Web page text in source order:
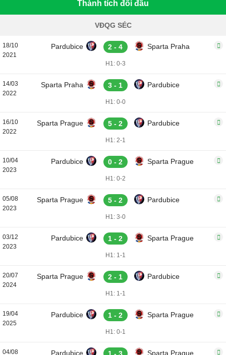
Thành tích đối đầu
VĐQG SÉC
18/10
2021
Pardubice 2 - 4 Sparta Praha
H1: 0-3
14/03
2022
Sparta Praha 3 - 1 Pardubice
H1: 0-0
16/10
2022
Sparta Prague 5 - 2 Pardubice
H1: 2-1
10/04
2023
Pardubice 0 - 2 Sparta Prague
H1: 0-2
05/08
2023
Sparta Prague 5 - 2 Pardubice
H1: 3-0
03/12
2023
Pardubice 1 - 2 Sparta Prague
H1: 1-1
20/07
2024
Sparta Prague 2 - 1 Pardubice
H1: 1-1
19/04
2025
Pardubice 1 - 2 Sparta Prague
H1: 0-1
04/08 Pardubice Sparta Prague